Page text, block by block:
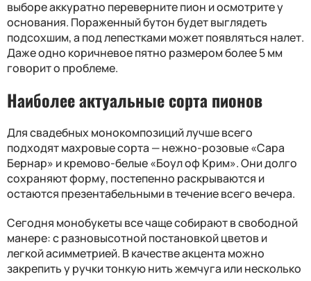
выборе аккуратно переверните пион и осмотрите у
основания. Пораженный бутон будет выглядеть
подсохшим, а под лепестками может появляться налет.
Даже одно коричневое пятно размером более 5 мм
говорит о проблеме.
Наиболее актуальные сорта пионов
Для свадебных монокомпозиций лучше всего
подходят махровые сорта — нежно-розовые «Сара
Бернар» и кремово-белые «Боул оф Крим». Они долго
сохраняют форму, постепенно раскрываются и
остаются презентабельными в течение всего вечера.
Сегодня монобукеты все чаще собирают в свободной
манере: с разновысотной постановкой цветов и
легкой асимметрией. В качестве акцента можно
закрепить у ручки тонкую нить жемчуга или несколько